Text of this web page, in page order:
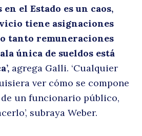
el Estado es un caos,
tiene asignaciones
tanto remuneraciones
única de sueldos está
agrega Galli. ‘Cualquier
ver cómo se compone
un funcionario público,
subraya Weber.